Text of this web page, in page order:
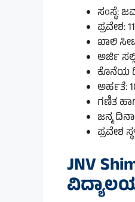
ಸಂಸ್ಥೆ:
ಪ್ರವೇಶ:
ಖಾಲಿ
ಅರ್ಜಿ
ಕೊನೆಯ
ಅರ್ಹತೆ:
ಗಣಿತ
ಜನ್ಮ
ಪ್ರವೇಶ
JNV